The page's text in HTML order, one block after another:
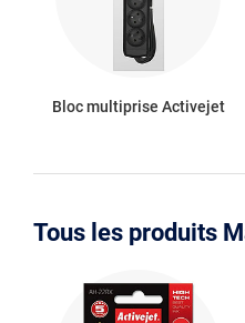
Bloc multiprise Activejet
Tous les produits